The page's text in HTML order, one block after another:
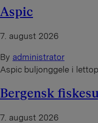
Aspic
7. august 2026
By administrator
Aspic buljonggele i
Bergensk
7. august 2026